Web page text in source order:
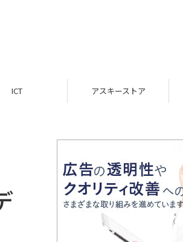
ICT アスキーストア